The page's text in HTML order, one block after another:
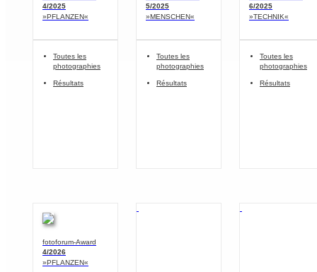
4/2025
»PFLANZEN«
Toutes les
photographies
Résultats
5/2025
»MENSCHEN«
Toutes les
photographies
Résultats
6/2025
»TECHNIK«
Toutes les
photographies
Résultats
fotoforum-Award
4/2026
»PFLANZEN«